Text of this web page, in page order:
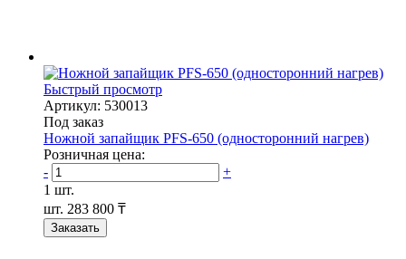
Быстрый просмотр
Артикул: 530013
Под заказ
Ножной запайщик PFS-650 (односторонний нагрев)
Розничная цена:
-
+
1 шт.
шт. 283 800 ₸
Заказать